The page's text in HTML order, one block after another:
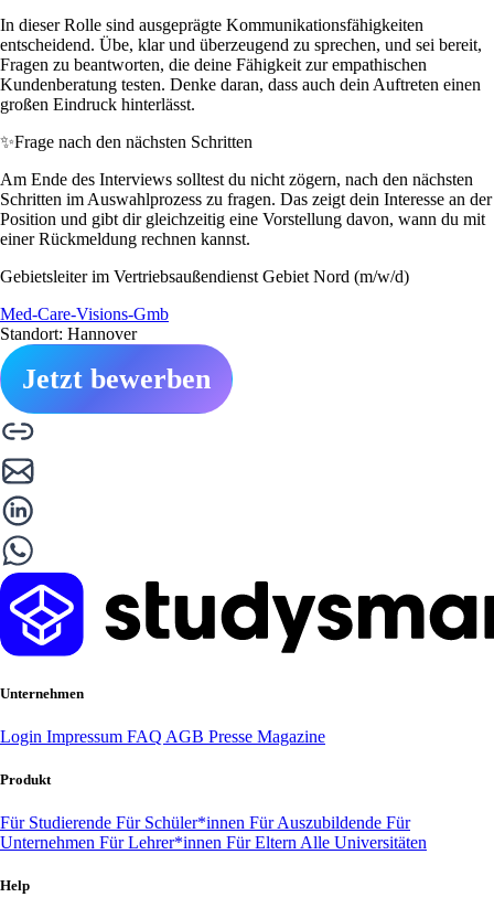
In dieser Rolle sind ausgeprägte Kommunikationsfähigkeiten
entscheidend. Übe, klar und überzeugend zu sprechen, und sei bereit,
Fragen zu beantworten, die deine Fähigkeit zur empathischen
Kundenberatung testen. Denke daran, dass auch dein Auftreten einen
großen Eindruck hinterlässt.
✨Frage nach den nächsten Schritten
Am Ende des Interviews solltest du nicht zögern, nach den nächsten
Schritten im Auswahlprozess zu fragen. Das zeigt dein Interesse an der
Position und gibt dir gleichzeitig eine Vorstellung davon, wann du mit
einer Rückmeldung rechnen kannst.
Gebietsleiter im Vertriebsaußendienst Gebiet Nord (m/w/d)
Med-Care-Visions-Gmb
Standort: Hannover
Jetzt bewerben
Unternehmen
Login Impressum FAQ AGB Presse Magazine
Produkt
Für Studierende Für Schüler*innen Für Auszubildende Für
Unternehmen Für Lehrer*innen Für Eltern Alle Universitäten
Help